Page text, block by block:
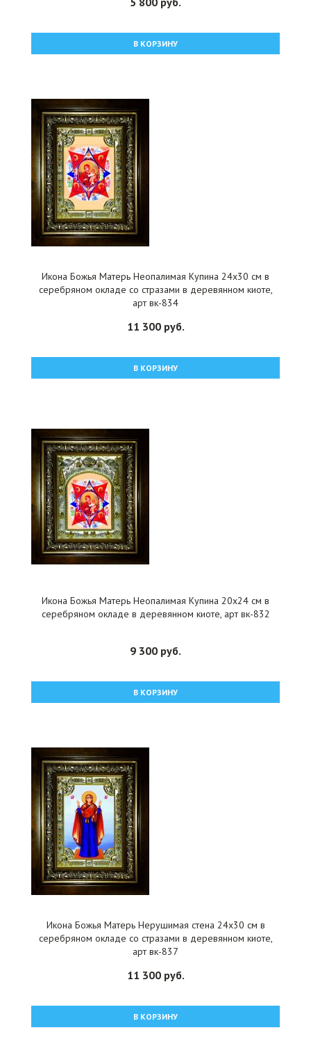
В КОРЗИНУ
Икона Божья Матерь Неопалимая Купина 24x30 см в
серебряном окладе со стразами в деревянном киоте,
арт вк-834
11 300 руб.
В КОРЗИНУ
Икона Божья Матерь Неопалимая Купина 20x24 см в
серебряном окладе в деревянном киоте, арт вк-832
9 300 руб.
В КОРЗИНУ
Икона Божья Матерь Нерушимая стена 24x30 см в
серебряном окладе со стразами в деревянном киоте,
арт вк-837
11 300 руб.
В КОРЗИНУ